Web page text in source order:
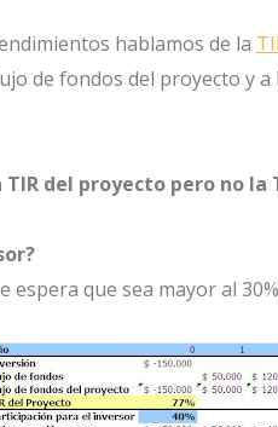
hablamos de la
de fondos del proyecto y
TIR del proyecto pero no la
espera que sea mayor al